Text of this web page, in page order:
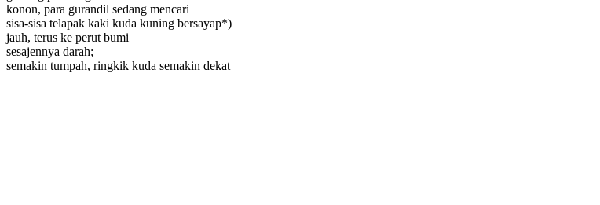
konon, para gurandil sedang mencari
sisa-sisa telapak kaki kuda kuning bersayap*)
jauh, terus ke perut bumi
sesajennya darah;
semakin tumpah, ringkik kuda semakin dekat